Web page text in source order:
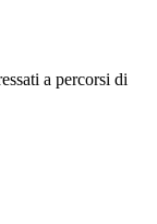
a percorsi di